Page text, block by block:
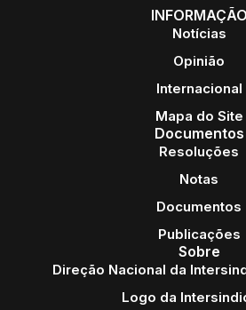
INFORMAÇÃO
Notícias
Opinião
Internacional
Mapa do Site
Documentos
Resoluções
Notas
Documentos
Publicações
Sobre
Direção Nacional da
Logo da